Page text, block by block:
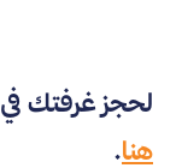
لحجز غرفتك
هنا.